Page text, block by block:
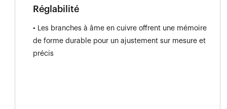
Réglabilité
• Les branches à âme en cuivre offrent une mémoire
de forme durable pour un ajustement sur mesure et
précis